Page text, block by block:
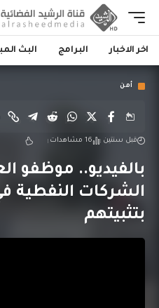
اخر الاخبار البرامج البث
أمن
قبل سنتين 16 مشاهدات
بالفيديو.. موظفو
الشركات النفطية
بتثبيتهم